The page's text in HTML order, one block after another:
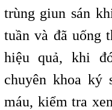
trùng giun sán
tuần và đã uống
hiệu quả, khi
chuyên khoa ký
máu, kiểm tra